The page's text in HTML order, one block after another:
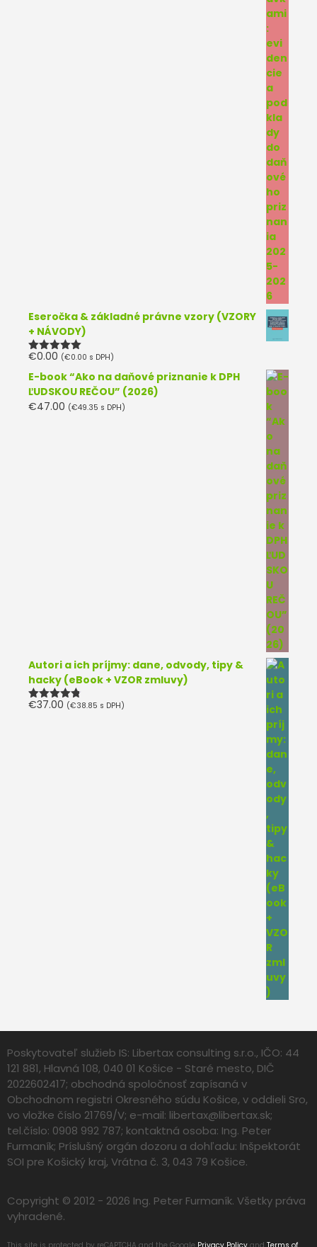
Eseročka & základné právne vzory (VZORY
+ NÁVODY)
Hodnotenie
€0.00 (€0.00 s DPH)
E-book “Ako na daňové priznanie k DPH
ĽUDSKOU REČOU” (2026)
€47.00 (€49.35 s DPH)
Autori a ich príjmy: dane, odvody, tipy &
hacky (eBook + VZOR zmluvy)
Hodnotenie
€37.00 (€38.85 s DPH)
Poskytovateľ služieb IS: Libertax consulting s.r.o., IČO: 44
121 881, Hlavná 108, 040 01 Košice - Staré mesto, DIČ
2022602417; obchodná spoločnosť zapísaná v
Obchodnom registri Okresného súdu Košice, v oddieli Sro,
vo vložke číslo 21769/V; e-mail: libertax@libertax.sk;
tel.číslo: 0908 992 787; kontaktná osoba: Ing. Peter
Furmaník; Príslušný orgán dozoru a dohľadu: Inšpektorát
SOI pre Košický kraj, Vrátna č. 3, 043 79 Košice.
Copyright © 2012 - 2026 Ing. Peter Furmaník. Všetky práva
vyhradené.